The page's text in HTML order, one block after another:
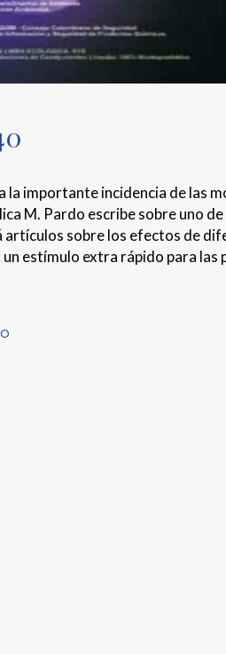
la importante incidencia de las
M. Pardo escribe sobre uno
sobre los efectos de
estímulo extra rápido para las